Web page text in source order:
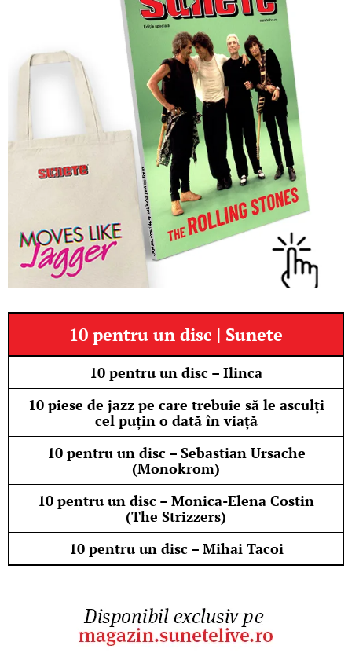
10 pentru un disc | Sunete
10 pentru un disc – Ilinca
10 piese de jazz pe care trebuie să le asculți
cel puțin o dată în viață
10 pentru un disc – Sebastian Ursache
(Monokrom)
10 pentru un disc – Monica-Elena Costin
(The Strizzers)
10 pentru un disc – Mihai Tacoi